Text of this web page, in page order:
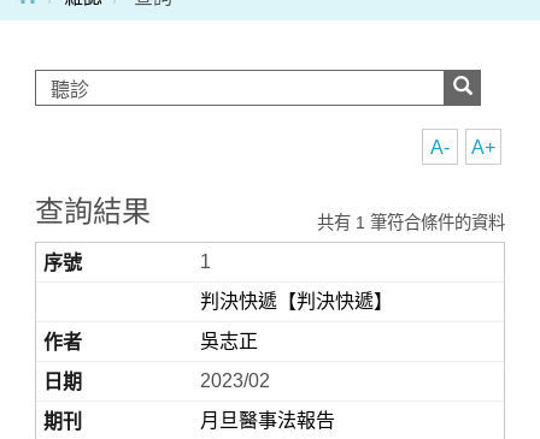
A+
A-
查詢結果 共有 1 筆符合條件的資料
1
判決快遞【判決快遞】
吳志正
2023/02
月旦醫事法報告